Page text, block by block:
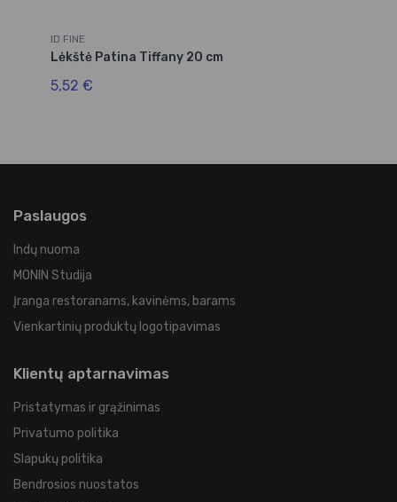
ID FINE
Lėkštė Patina Tiffany 20 cm
5,52 €
Paslaugos
Indų nuoma
MONIN Studija
Įranga restoranams, kavinėms, barams
Vienkartinių produktų logotipavimas
Klientų aptarnavimas
Pristatymas ir grąžinimas
Privatumo politika
Slapukų politika
Bendrosios nuostatos